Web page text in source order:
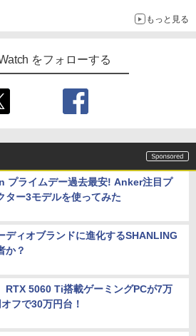
もっと見る
をフォローする
プライムデー過去最安! Anker注目プ
ター3モデルを使ってみた
ディオブランドに進化するSHANLING
か？
RTX 5060 Ti搭載ゲーミングPCが7万
フで30万円台！